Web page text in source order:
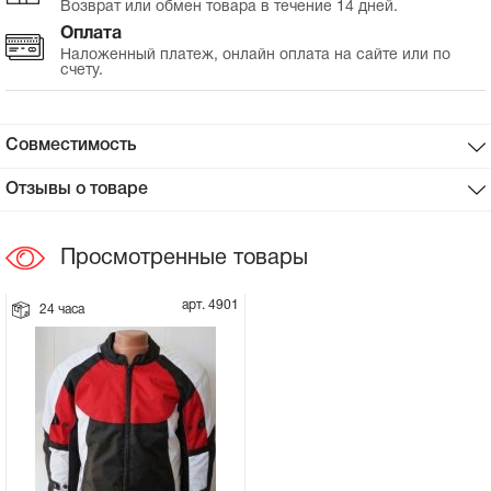
Сцепное устройство, шплинт
Прокладки на мотоблок
Свечи на мотоблок
Элементы управления, тросики на
Навесное и запчасти к нему
Возврат или обмен товара в течение 14 дней.
Оплата
Наложенный платеж, онлайн оплата на сайте или по
счету.
Совместимость
Отзывы о товаре
Просмотренные товары
24 часа арт. 4901